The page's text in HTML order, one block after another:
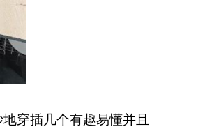
穿插几个有趣易懂并且